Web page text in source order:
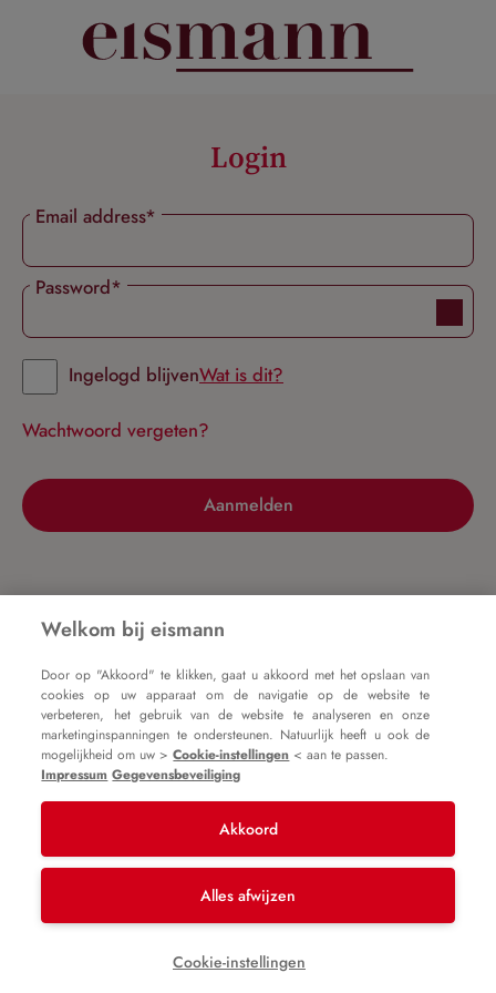
Login
Email address*
Password*
Ingelogd blijvenWat is dit?
Wachtwoord vergeten?
Aanmelden
Nog geen account?
Registreer nu
Algemene voorwaarden
mogelijke bezorgkosten, tenzij anders vermeld.
Welkom bij eismann
Door op "Akkoord" te klikken, gaat u akkoord met het opslaan van
cookies op uw apparaat om de navigatie op de website te
verbeteren, het gebruik van de website te analyseren en onze
marketinginspanningen te ondersteunen. Natuurlijk heeft u ook de
mogelijkheid om uw >Cookie-instellingen < aan te passen.
Impressum Gegevensbeveiliging
Akkoord
Alles afwijzen
Cookie-instellingen